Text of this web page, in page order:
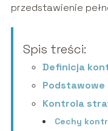
przedstawienie
Spis treści:
Definicja
Kontrola
Cechy